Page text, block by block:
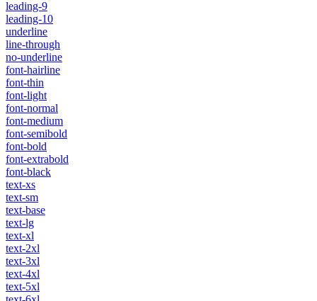
leading-9
leading-10
underline
line-through
no-underline
font-hairline
font-thin
font-light
font-normal
font-medium
font-semibold
font-bold
font-extrabold
font-black
text-xs
text-sm
text-base
text-lg
text-xl
text-2xl
text-3xl
text-4xl
text-5xl